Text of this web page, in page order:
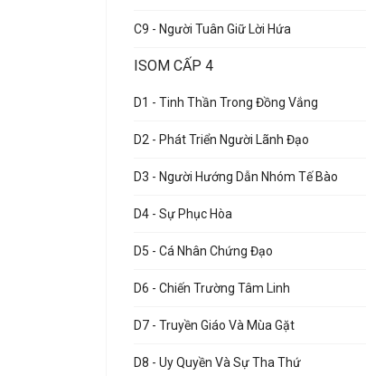
C9 - Người Tuân Giữ Lời Hứa
ISOM CẤP 4
D1 - Tinh Thần Trong Đồng Vắng
D2 - Phát Triển Người Lãnh Đạo
D3 - Người Hướng Dẫn Nhóm Tế Bào
D4 - Sự Phục Hòa
D5 - Cá Nhân Chứng Đạo
D6 - Chiến Trường Tâm Linh
D7 - Truyền Giáo Và Mùa Gặt
D8 - Uy Quyền Và Sự Tha Thứ